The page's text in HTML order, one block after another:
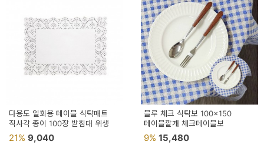
다용도 일회용 테이블 식탁매트
직사각 종이 100장 받침대 위생
21% 9,040
블루 체크 식탁보 100x150
테이블깔개 체크테이블보
9% 15,480